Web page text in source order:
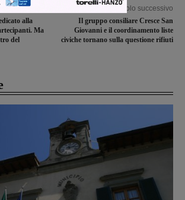
alla
Ma
del
Articolo successivo
Il gruppo consiliare Cresce San
Giovanni e il coordinamento liste
civiche tornano sulla questione rifiuti